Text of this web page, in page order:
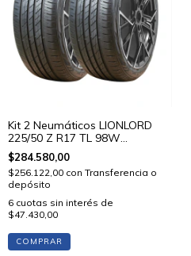
Kit 2 Neumáticos LIONLORD
225/50 Z R17 TL 98W
MUTECH H02
$284.580,00
$256.122,00 con Transferencia o
depósito
6 cuotas sin interés de
$47.430,00
COMPRAR